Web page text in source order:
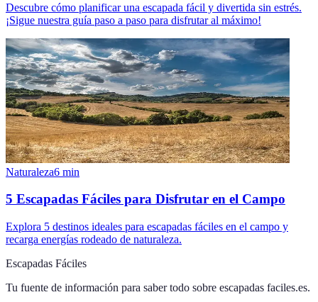
Descubre cómo planificar una escapada fácil y divertida sin estrés.
¡Sigue nuestra guía paso a paso para disfrutar al máximo!
Naturaleza6 min
5 Escapadas Fáciles para Disfrutar en el Campo
Explora 5 destinos ideales para escapadas fáciles en el campo y
recarga energías rodeado de naturaleza.
Escapadas Fáciles
Tu fuente de información para saber todo sobre escapadas faciles.es.